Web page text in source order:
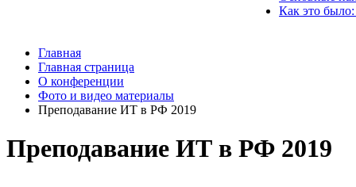
Как это
Главная
Главная страница
О конференции
Фото и видео материалы
Преподавание ИТ в РФ 2019
Преподавание ИТ в РФ 2019